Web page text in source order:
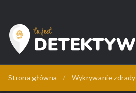
Tu Jest Detektyw
Strona główna / Wykrywanie zdrady